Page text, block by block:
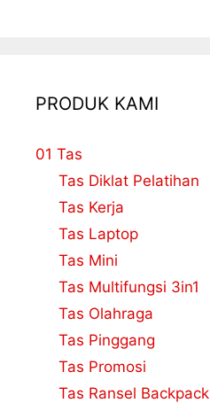
PRODUK KAMI
01 Tas
Tas Diklat Pelatihan
Tas Kerja
Tas Laptop
Tas Mini
Tas Multifungsi 3in1
Tas Olahraga
Tas Pinggang
Tas Promosi
Tas Ransel Backpack